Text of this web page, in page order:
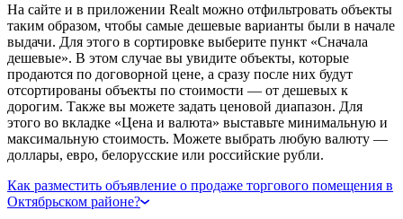
На сайте и в приложении Realt можно отфильтровать объекты
таким образом, чтобы самые дешевые варианты были в начале
выдачи. Для этого в сортировке выберите пункт «Сначала
дешевые». В этом случае вы увидите объекты, которые
продаются по договорной цене, а сразу после них будут
отсортированы объекты по стоимости — от дешевых к
дорогим. Также вы можете задать ценовой диапазон. Для
этого во вкладке «Цена и валюта» выставьте минимальную и
максимальную стоимость. Можете выбрать любую валюту —
доллары, евро, белорусские или российские рубли.
Как разместить объявление о продаже торгового помещения в
Октябрьском районе?